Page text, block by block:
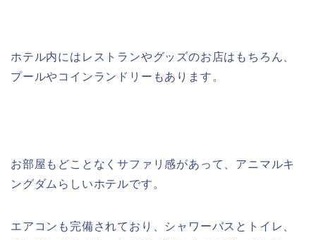
ホテル内にはレストランやグッズのお店はもちろん、
プールやコインランドリーもあります。
お部屋もどことなくサファリ感があって、アニマルキ
ングダムらしいホテルです。
エアコンも完備されており、シャワーバスとトイレ、